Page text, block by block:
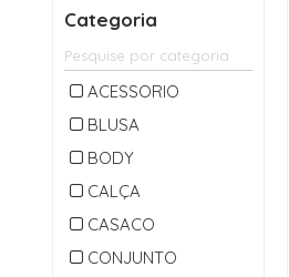
Categoria
ACESSORIO
BLUSA
BODY
CALÇA
CASACO
CONJUNTO